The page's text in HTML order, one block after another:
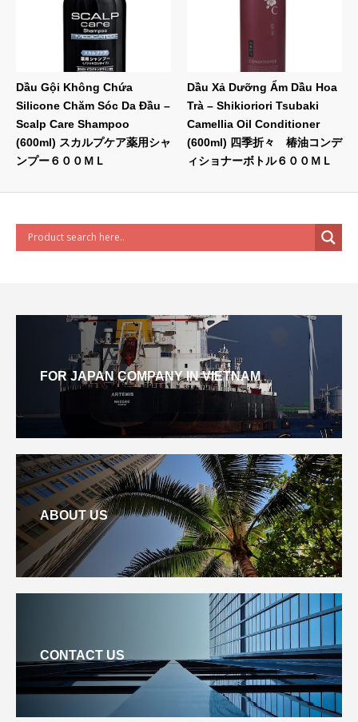
Dầu Gội Không Chứa
Silicone Chăm Sóc Da Đầu –
Scalp Care Shampoo
(600ml) スカルプケア薬用シャ
ンプー６００ＭＬ
Dầu Xả Dưỡng Ẩm Dầu Hoa
Trà – Shikioriori Tsubaki
Camellia Oil Conditioner
(600ml) 四季折々 椿油コンデ
ィショナーボトル６００ＭＬ
FOR JAPAN COMPANY IN VIETNAM
ABOUT US
CONTACT US